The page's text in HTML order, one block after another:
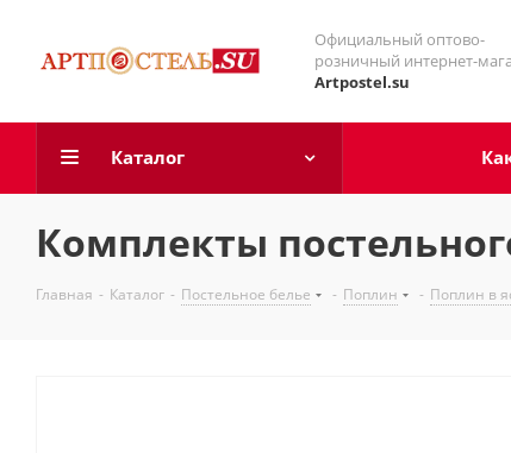
Официальный оптово-
розничный интернет-
Artpostel.su
Каталог
Комплекты
Главная - Каталог - Постельное белье - Поплин - Поплин в